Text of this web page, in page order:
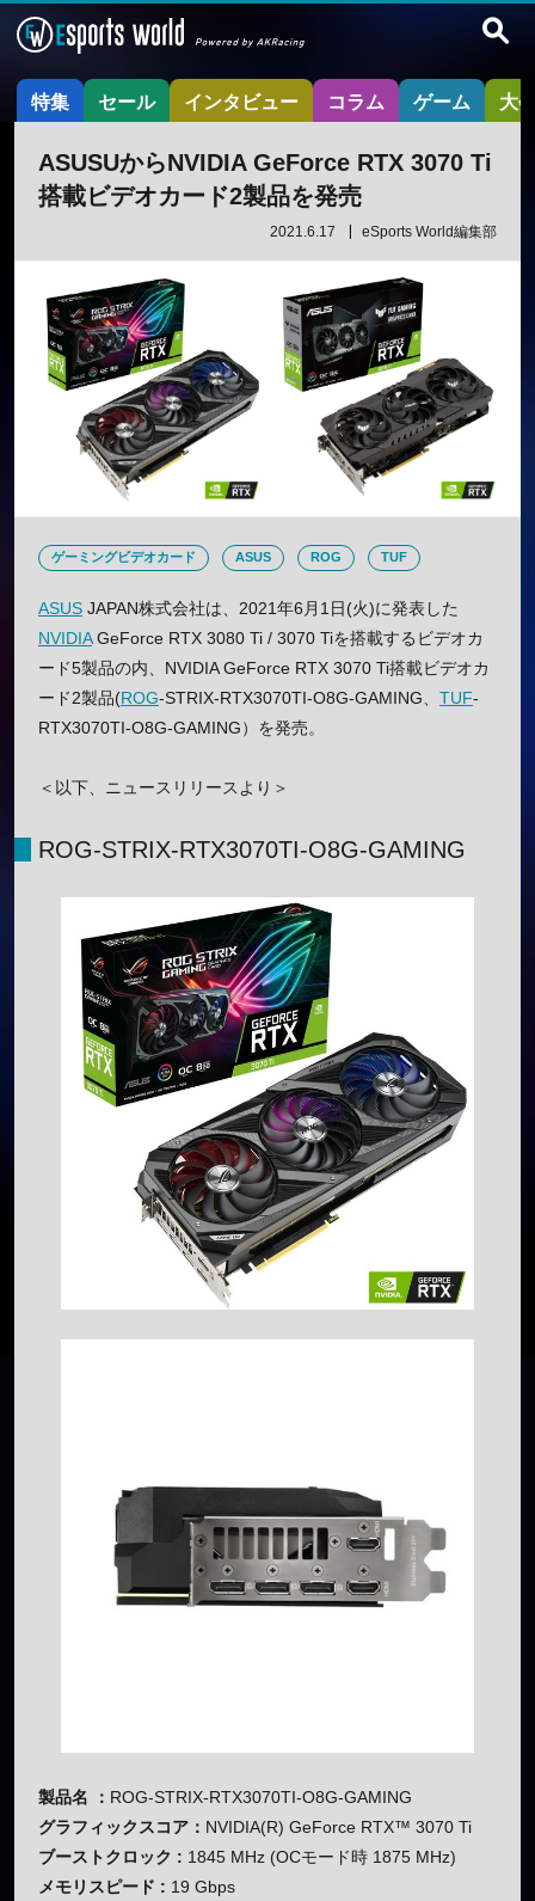
特集 セール インタビュー コラム ゲーム 大
ASUSUからNVIDIA GeForce RTX 3070 Ti
搭載ビデオカード2製品を発売
2021.6.17 eSports World編集部
ゲーミングビデオカード ASUS ROG TUF
ASUS JAPAN株式会社は、2021年6月1日(火)に発表した
NVIDIAGeForce RTX 3080 Ti / 3070 Tiを搭載するビデオカ
ード5製品の内、NVIDIA GeForce RTX 3070 Ti搭載ビデオカ
ード2製品(ROG-STRIX-RTX3070TI-O8G-GAMING、 TUF-
RTX3070TI-O8G-GAMING）を発売。
＜以下、ニュースリリースより＞
ROG-STRIX-RTX3070TI-O8G-GAMING
製品名 ： ROG-STRIX-RTX3070TI-O8G-GAMING
グラフィックスコア： NVIDIA(R) GeForce RTX™ 3070 Ti
ブーストクロック : 1845 MHz (OCモード時 1875 MHz)
メモリスピード : 19 Gbps